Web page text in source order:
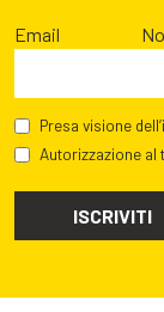
Email
Presa visione
Autorizzazione